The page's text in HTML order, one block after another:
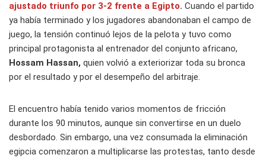
ajustado triunfo por 3-2 frente a Egipto. Cuando el partido
ya había terminado y los jugadores abandonaban el campo de
juego, la tensión continuó lejos de la pelota y tuvo como
principal protagonista al entrenador del conjunto africano,
Hossam Hassan, quien volvió a exteriorizar toda su bronca
por el resultado y por el desempeño del arbitraje.
El encuentro había tenido varios momentos de fricción
durante los 90 minutos, aunque sin convertirse en un duelo
desbordado. Sin embargo, una vez consumada la eliminación
egipcia comenzaron a multiplicarse las protestas, tanto desde